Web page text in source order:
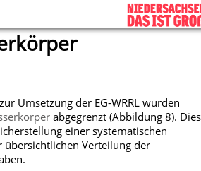
Umsetzung der EG-WRRL wurden
abgegrenzt (Abbildung 8). Dies
einer systematischen
übersichtlichen Verteilung der